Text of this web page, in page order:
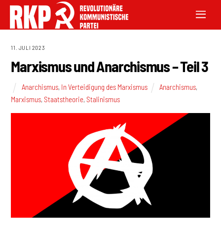
11. JULI 2023
Marxismus und Anarchismus – Teil 3
Anarchismus, In Verteidigung des Marxismus Anarchismus,
Marxismus,Staatstheorie,Stalinismus